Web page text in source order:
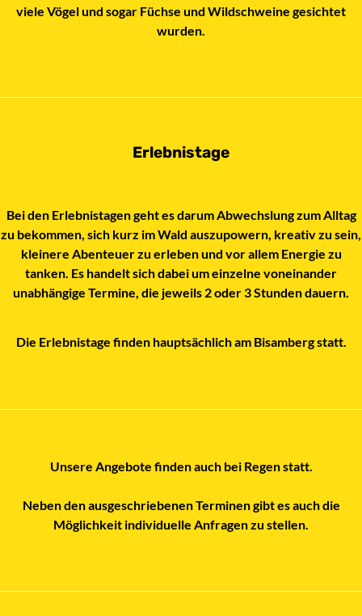
viele Vögel und sogar Füchse und Wildschweine gesichtet
wurden.
Erlebnistage
Bei den Erlebnistagen geht es darum Abwechslung zum Alltag
zu bekommen, sich kurz im Wald auszupowern, kreativ zu sein,
kleinere Abenteuer zu erleben und vor allem Energie zu
tanken. Es handelt sich dabei um einzelne voneinander
unabhängige Termine, die jeweils 2 oder 3 Stunden dauern.
Die Erlebnistage finden hauptsächlich am Bisamberg statt.
Unsere Angebote finden auch bei Regen statt.
Neben den ausgeschriebenen Terminen gibt es auch die
Möglichkeit individuelle Anfragen zu stellen.